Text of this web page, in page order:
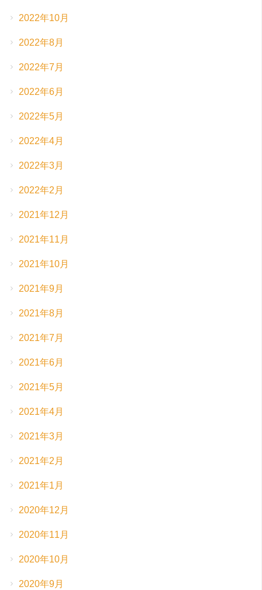
2022年10月
2022年8月
2022年7月
2022年6月
2022年5月
2022年4月
2022年3月
2022年2月
2021年12月
2021年11月
2021年10月
2021年9月
2021年8月
2021年7月
2021年6月
2021年5月
2021年4月
2021年3月
2021年2月
2021年1月
2020年12月
2020年11月
2020年10月
2020年9月